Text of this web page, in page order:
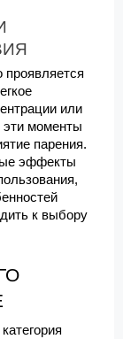
или
эти моменты
парения.
эффекты
к выбору